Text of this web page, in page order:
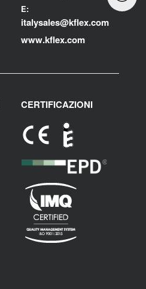
E:
italysales@kflex.com
www.kflex.com
CERTIFICAZIONI